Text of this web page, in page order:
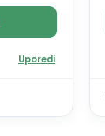
Uporedi